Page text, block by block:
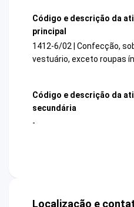
Código e descrição da
principal
1412-6/02 | Confecção,
vestuário, exceto roupas
Código e descrição da
secundária
-
Localização e